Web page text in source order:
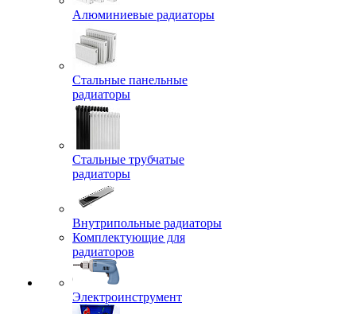
Алюминиевые радиаторы
Стальные панельные
радиаторы
Стальные трубчатые
радиаторы
Внутрипольные радиаторы
Комплектующие для
радиаторов
Электроинструмент